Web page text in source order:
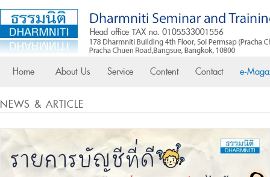
Home About Us Service Content Contact e-
NEWS & ARTICLE